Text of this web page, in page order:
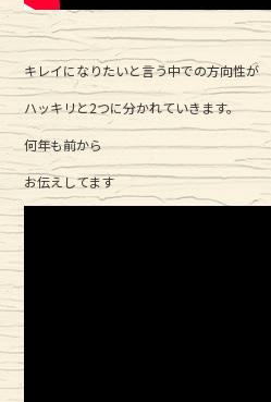
キレイになりたいと言う中での方向性が
ハッキリと2つに分かれていきます。
何年も前から
お伝えしてます